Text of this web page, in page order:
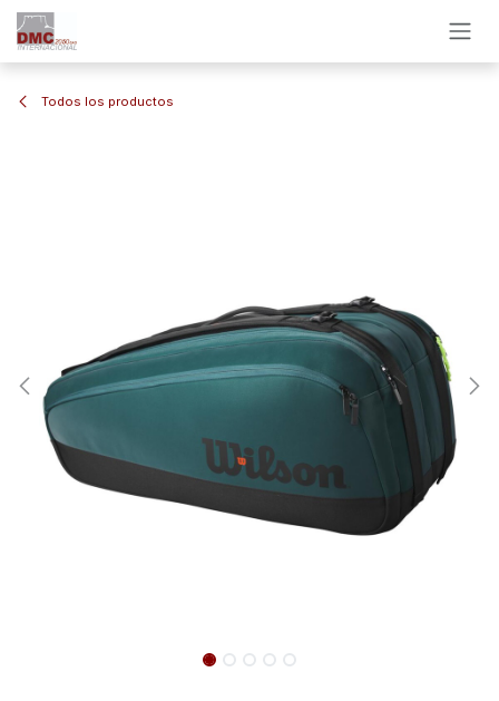
Todos los productos